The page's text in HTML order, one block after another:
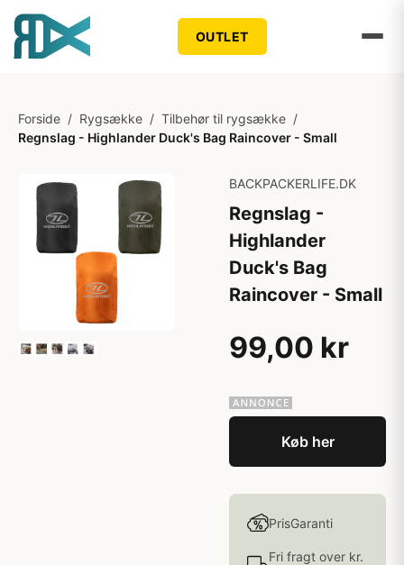
OUTLET
Forside / Rygsække / Tilbehør til rygsække /
Regnslag - Highlander Duck's Bag Raincover - Small
BACKPACKERLIFE.DK
Regnslag -
Highlander
Duck's Bag
Raincover - Small
99,00 kr
Køb her
PrisGaranti
Fri fragt over kr.